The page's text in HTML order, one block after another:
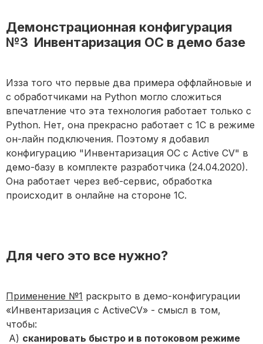
Демонстрационная конфигурация
№3 Инвентаризация ОС в демо базе
Изза того что первые два примера оффлайновые и
с обработчиками на Python могло сложиться
впечатление что эта технология работает только с
Python. Нет, она прекрасно работает с 1С в режиме
он-лайн подключения. Поэтому я добавил
конфигурацию "Инвентаризация ОС с Active CV" в
демо-базу в комплекте разработчика (24.04.2020).
Она работает через веб-сервис, обработка
происходит в онлайне на стороне 1С.
Для чего это все нужно?
Применение №1 раскрыто в демо-конфигурации
«Инвентаризация с ActiveCV» - смысл в том,
чтобы:
А) сканировать быстро и в потоковом режиме